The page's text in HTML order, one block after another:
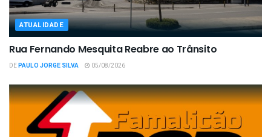
ATUALIDADE
Rua Fernando Mesquita Reabre ao Trânsito
DEPAULO JORGE SILVA 05/08/2026